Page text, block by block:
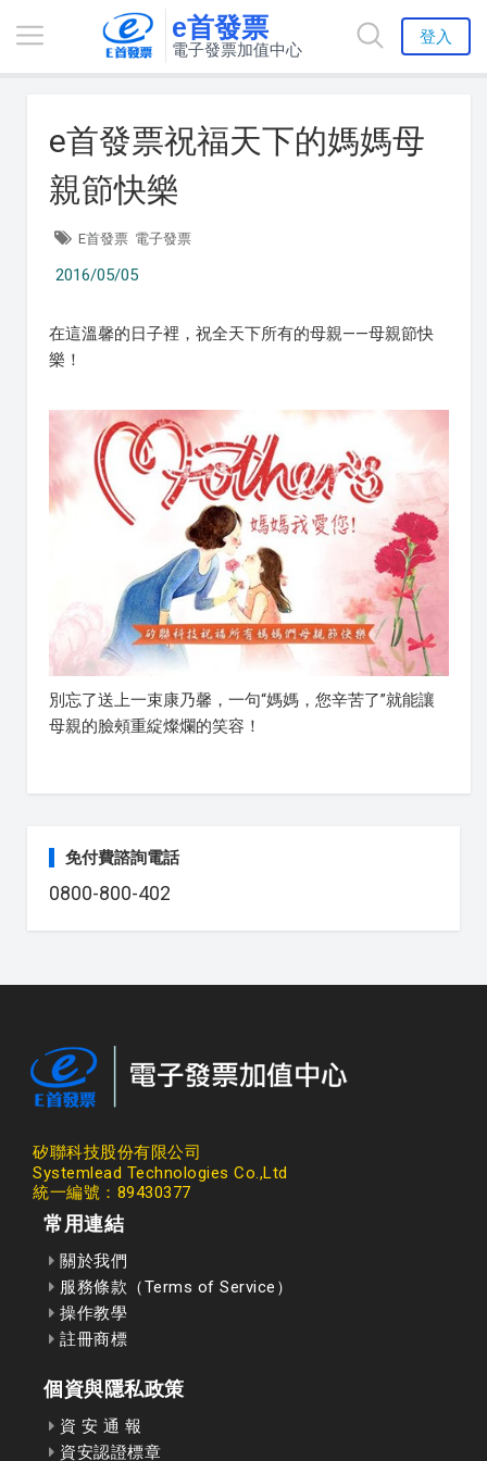
e首發票
電子發票加值中心
登入
e首發票祝福天下的媽媽母
親節快樂
E首發票 電子發票
2016/05/05
在這溫馨的日子裡，祝全天下所有的母親——母親節快
樂！
別忘了送上一束康乃馨，一句“媽媽，您辛苦了”就能讓
母親的臉頰重綻燦爛的笑容！
免付費諮詢電話
0800-800-402
矽聯科技股份有限公司
Systemlead Technologies Co.,Ltd
統一編號：89430377
常用連結
關於我們
服務條款（Terms of Service）
操作教學
註冊商標
個資與隱私政策
資 安 通 報
資安認證標章